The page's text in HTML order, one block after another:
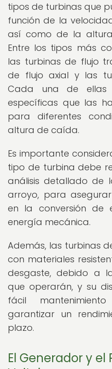
tipos de turbinas que
función de la
así como de la
Entre los tipos más
las turbinas de flujo
de flujo axial y las
Cada una de ellas
específicas que las
para diferentes
altura de caída.
Es importante
tipo de turbina debe
análisis detallado de
arroyo, para
en la conversión de
energía mecánica.
Además, las turbinas
con materiales
desgaste, debido a
que operarán, y su
fácil
garantizar un
plazo.
El Generador y el